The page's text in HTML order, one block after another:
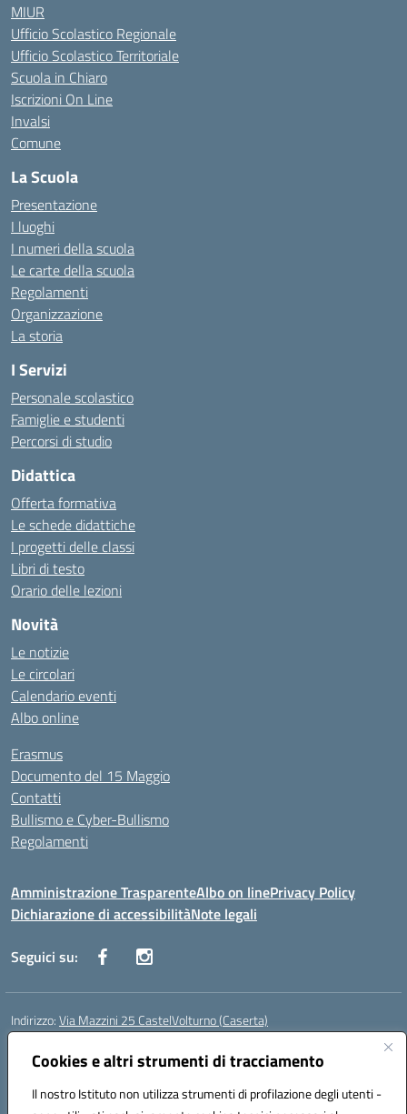
Cookies e altri strumenti di tracciamento
Il nostro Istituto non utilizza strumenti di profilazione degli utenti -
MIUR
Ufficio Scolastico Regionale
Ufficio Scolastico Territoriale
Scuola in Chiaro
Iscrizioni On Line
Invalsi
Comune
La Scuola
Presentazione
I luoghi
I numeri della scuola
Le carte della scuola
Regolamenti
Organizzazione
La storia
I Servizi
Personale scolastico
Famiglie e studenti
Percorsi di studio
Didattica
Offerta formativa
Le schede didattiche
I progetti delle classi
Libri di testo
Orario delle lezioni
Novità
Le notizie
Le circolari
Calendario eventi
Albo online
Erasmus
Documento del 15 Maggio
Contatti
Bullismo e Cyber-Bullismo
Regolamenti
Amministrazione TrasparenteAlbo on linePrivacy Policy
Dichiarazione di accessibilitàNote legali
Seguici su:
Indirizzo:Via Mazzini 25 CastelVolturno (Caserta)
Centralino:
Posta elettronica certificata (PEC):ceis014005@pec.istruzione.it
Codice fiscale: 93063510619